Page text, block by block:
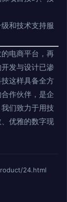
和技术支持服
电商平台，再
发与设计已渗
这样具备全方
作伙伴，是企
们致力于用技
优雅的数字现
24.html